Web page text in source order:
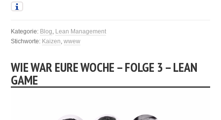
Kategorie: Blog Lean Management
Stichworte: Kaizen ,wwew
WIE WAR EURE WOCHE – FOLGE 3 – LEAN
GAME